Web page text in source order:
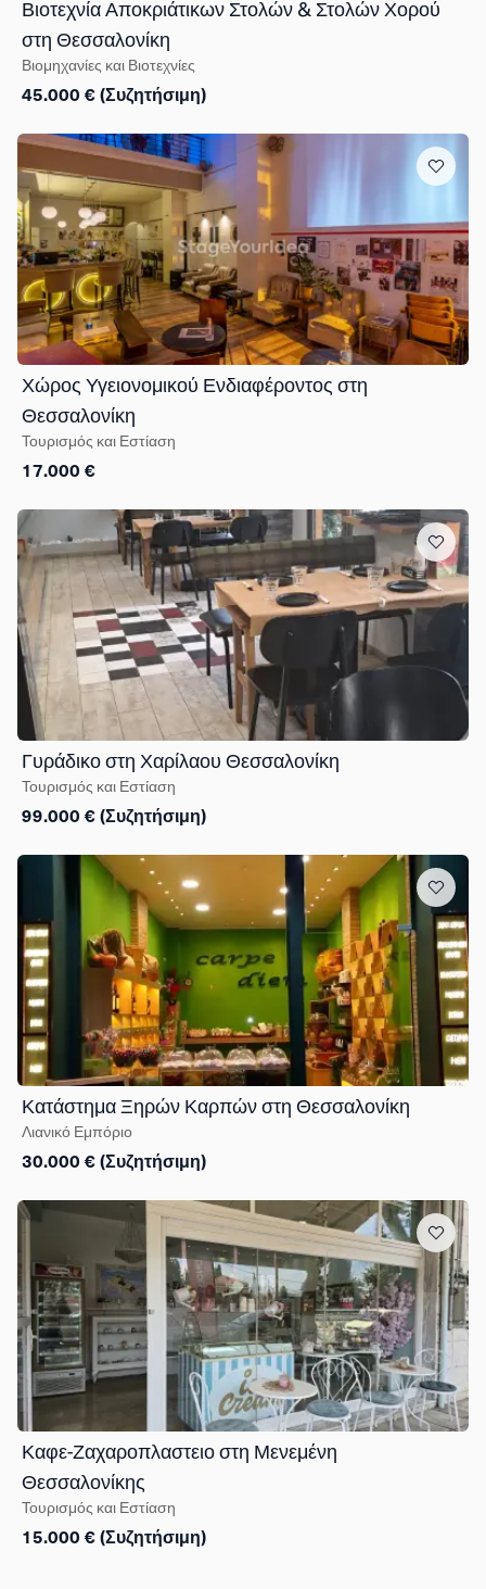
Βιοτεχνία Αποκριάτικων Στολών & Στολών Χορού
στη Θεσσαλονίκη
Βιομηχανίες και Βιοτεχνίες
45.000 € (Συζητήσιμη)
Χώρος Υγειονομικού Ενδιαφέροντος στη
Θεσσαλονίκη
Τουρισμός και Εστίαση
17.000 €
Γυράδικο στη Χαρίλαου Θεσσαλονίκη
Τουρισμός και Εστίαση
99.000 € (Συζητήσιμη)
Κατάστημα Ξηρών Καρπών στη Θεσσαλονίκη
Λιανικό Εμπόριο
30.000 € (Συζητήσιμη)
Καφε-Ζαχαροπλαστειο στη Μενεμένη
Θεσσαλονίκης
Τουρισμός και Εστίαση
15.000 € (Συζητήσιμη)